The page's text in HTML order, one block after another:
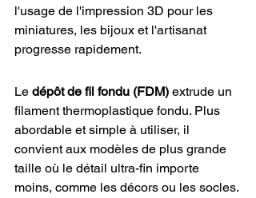
l'usage de l'impression 3D pour les
miniatures, les bijoux et l'artisanat
progresse rapidement.
Le dépôt de fil fondu (FDM) extrude un
filament thermoplastique fondu. Plus
abordable et simple à utiliser, il
convient aux modèles de plus grande
taille où le détail ultra-fin importe
moins, comme les décors ou les socles.